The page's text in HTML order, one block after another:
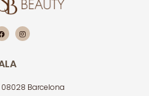
08028 Barcelona